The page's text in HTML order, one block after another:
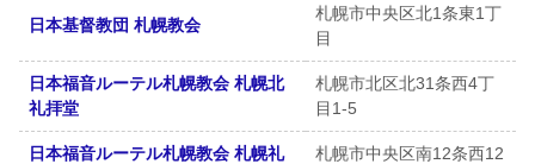
日本基督教団 札幌教会
札幌市中央区北1条東1丁
目
日本福音ルーテル札幌教会 札幌北
礼拝堂
札幌市北区北31条西4丁
目1-5
日本福音ルーテル札幌教会 札幌礼
札幌市中央区南12条西12